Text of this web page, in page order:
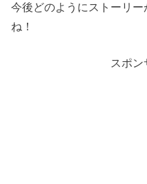
今後どのようにストーリ
ね！
スポン